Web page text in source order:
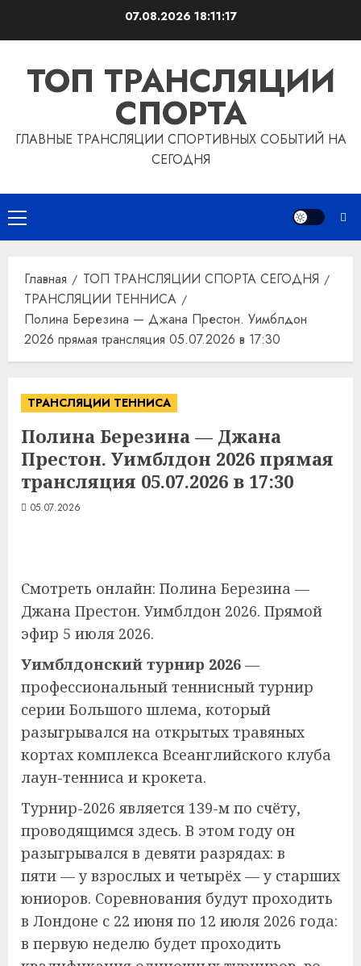
07.08.2026 18:11:18
ТОП ТРАНСЛЯЦИИ
СПОРТА
ГЛАВНЫЕ ТРАНСЛЯЦИИ СПОРТИВНЫХ СОБЫТИЙ НА
СЕГОДНЯ
Основное
меню
Главная
ТОП ТРАНСЛЯЦИИ СПОРТА СЕГОДНЯ
ТРАНСЛЯЦИИ ТЕННИСА
Полина Березина — Джана Престон. Уимблдон
2026 прямая трансляция 05.07.2026 в 17:30
ТРАНСЛЯЦИИ ТЕННИСА
Полина Березина — Джана
Престон. Уимблдон 2026 прямая
трансляция 05.07.2026 в 17:30
05.07.2026
Смотреть онлайн: Полина Березина —
Джана Престон. Уимблдон 2026. Прямой
эфир 5 июля 2026.
Уимблдонский турнир 2026 —
профессиональный теннисный турнир
серии Большого шлема, который
разыгрывался на открытых травяных
кортах комплекса Всеанглийского клуба
лаун-тенниса и крокета.
Турнир-2026 является 139-м по счёту,
проводящимся здесь. В этом году он
разыгрывался в девяти разрядах: в
пяти — у взрослых и четырёх — у старших
юниоров. Соревнования будут проходить
в Лондоне с 22 июня по 12 июля 2026 года:
в первую неделю будет проходить